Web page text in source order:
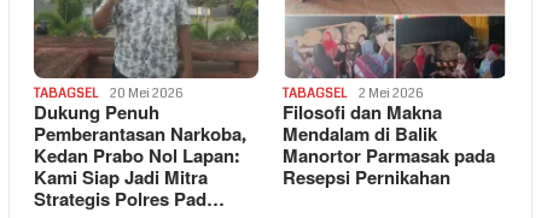
TABAGSEL 20 Mei 2026
Dukung Penuh
Pemberantasan Narkoba,
Kedan Prabo Nol Lapan:
Kami Siap Jadi Mitra
Strategis Polres Pad…
TABAGSEL 2 Mei 2026
Filosofi dan Makna
Mendalam di Balik
Manortor Parmasak pada
Resepsi Pernikahan